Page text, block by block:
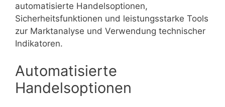
automatisierte Handelsoptionen,
Sicherheitsfunktionen und leistungsstarke Tools
zur Marktanalyse und Verwendung technischer
Indikatoren.
Automatisierte
Handelsoptionen